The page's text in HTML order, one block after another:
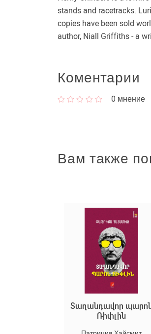
stands and racetracks.
copies have been sold
author, Niall Griffiths - a
Коментарии
0 мнение
Вам также
Տաղանդավոր
Ռիփլին